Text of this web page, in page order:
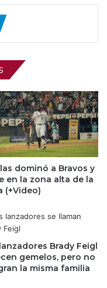
dominó a Bravos y
en la zona alta de la
(+Video)
Brady Feigl
gemelos, pero no
la misma familia